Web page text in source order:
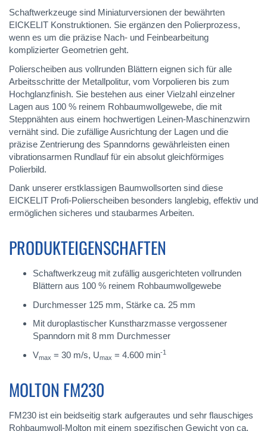
Schaftwerkzeuge sind Miniaturversionen der bewährten
EICKELIT Konstruktionen. Sie ergänzen den Polierprozess,
wenn es um die präzise Nach- und Feinbearbeitung
komplizierter Geometrien geht.
Polierscheiben aus vollrunden Blättern eignen sich für alle
Arbeitsschritte der Metallpolitur, vom Vorpolieren bis zum
Hochglanzfinish. Sie bestehen aus einer Vielzahl einzelner
Lagen aus 100 % reinem Rohbaumwollgewebe, die mit
Steppnähten aus einem hochwertigen Leinen-Maschinenzwirn
vernäht sind. Die zufällige Ausrichtung der Lagen und die
präzise Zentrierung des Spanndorns gewährleisten einen
vibrationsarmen Rundlauf für ein absolut gleichförmiges
Polierbild.
Dank unserer erstklassigen Baumwollsorten sind diese
EICKELIT Profi-Polierscheiben besonders langlebig, effektiv und
ermöglichen sicheres und staubarmes Arbeiten.
PRODUKTEIGENSCHAFTEN
Schaftwerkzeug mit zufällig ausgerichteten vollrunden
Blättern aus 100 % reinem Rohbaumwollgewebe
Durchmesser 125 mm, Stärke ca. 25 mm
Mit duroplastischer Kunstharzmasse vergossener
Spanndorn mit 8 mm Durchmesser
Vmax = 30 m/s, Umax = 4.600 min-1
MOLTON FM230
FM230 ist ein beidseitig stark aufgerautes und sehr flauschiges
Rohbaumwoll-Molton mit einem spezifischen Gewicht von ca.